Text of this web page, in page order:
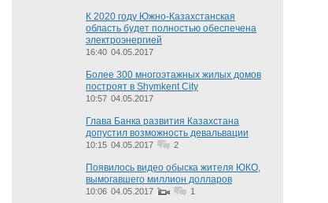
К 2020 году Южно-Казахстанская
область будет полностью обеспечена
электроэнергией
16:40 04.05.2017
Более 300 многоэтажных жилых домов
построят в Shymkent City
10:57 04.05.2017
Глава Банка развития Казахстана
допустил возможность девальвации
10:15 04.05.2017 2
Появилось видео обыска жителя ЮКО,
вымогавшего миллион долларов
10:06 04.05.2017 1